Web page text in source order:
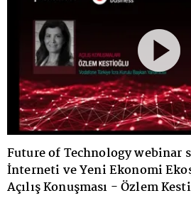
Future of Technology webinar
İnterneti ve Yeni Ekonomi
Açılış Konuşması - Özlem